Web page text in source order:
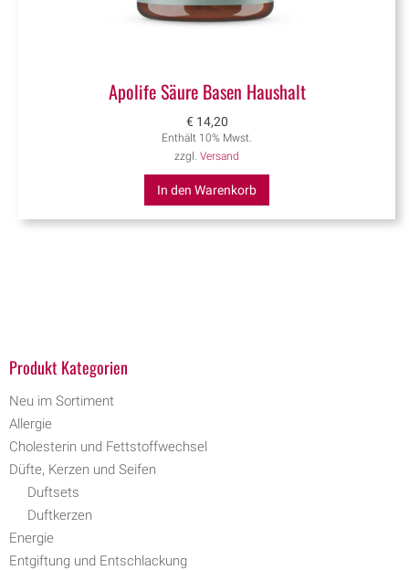
Apolife Säure Basen Haushalt
€ 14,20
Enthält 10% Mwst.
zzgl. Versand
In den Warenkorb
Produkt Kategorien
Neu im Sortiment
Allergie
Cholesterin und Fettstoffwechsel
Düfte, Kerzen und Seifen
Duftsets
Duftkerzen
Energie
Entgiftung und Entschlackung